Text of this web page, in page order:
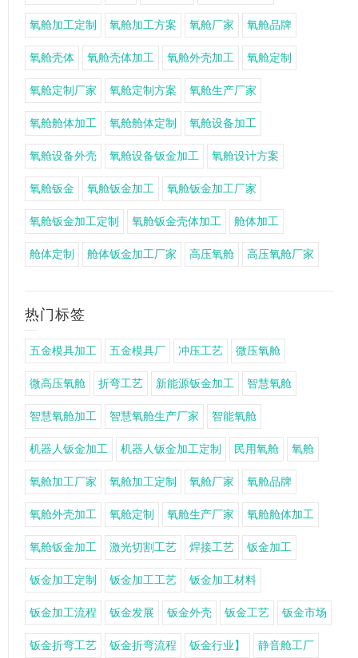
氧舱加工定制 氧舱加工方案 氧舱厂家 氧舱品牌
氧舱壳体 氧舱壳体加工 氧舱外壳加工 氧舱定制
氧舱定制厂家 氧舱定制方案 氧舱生产厂家
氧舱舱体加工 氧舱舱体定制 氧舱设备加工
氧舱设备外壳 氧舱设备钣金加工 氧舱设计方案
氧舱钣金 氧舱钣金加工 氧舱钣金加工厂家
氧舱钣金加工定制 氧舱钣金壳体加工 舱体加工
舱体定制 舱体钣金加工厂家 高压氧舱 高压氧舱厂家
热门标签
五金模具加工 五金模具厂 冲压工艺 微压氧舱
微高压氧舱 折弯工艺 新能源钣金加工 智慧氧舱
智慧氧舱加工 智慧氧舱生产厂家 智能氧舱
机器人钣金加工 机器人钣金加工定制 民用氧舱 氧舱
氧舱加工厂家 氧舱加工定制 氧舱厂家 氧舱品牌
氧舱外壳加工 氧舱定制 氧舱生产厂家 氧舱舱体加工
氧舱钣金加工 激光切割工艺 焊接工艺 钣金加工
钣金加工定制 钣金加工工艺 钣金加工材料
钣金加工流程 钣金发展 钣金外壳 钣金工艺 钣金市场
钣金折弯工艺 钣金折弯流程 钣金行业】 静音舱工厂